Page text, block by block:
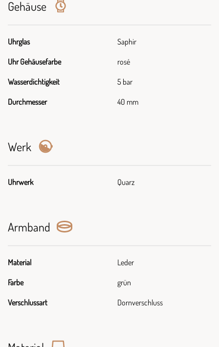
Gehäuse
Uhrglas Saphir
Uhr Gehäusefarbe rosé
Wasserdichtigkeit 5 bar
Durchmesser 40 mm
Werk
Uhrwerk Quarz
Armband
Material Leder
Farbe grün
Verschlussart Dornverschluss